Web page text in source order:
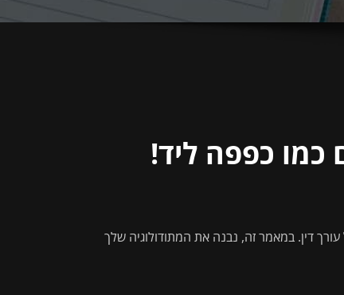
כמו כפפה ליד!
דין. במאמר זה, נבנה את המתודולוגיה שלך